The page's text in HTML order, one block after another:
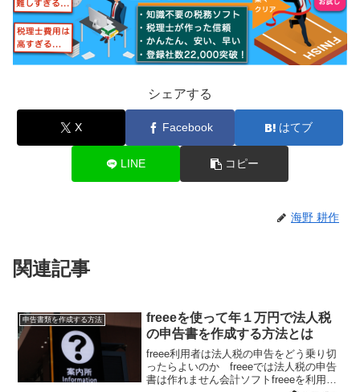
シェアする
X Facebook はてブ
LINE コピー
海野 耕作
関連記事
申告書類を作成する方法
freeeを使って年１万円で法人税
の申告書を作成する方法とは
freee利用者は法人税の申告をどう乗り切
ったらよいのか freeeでは法人税の申告
書は作れません会計ソフトfreeeを利用し